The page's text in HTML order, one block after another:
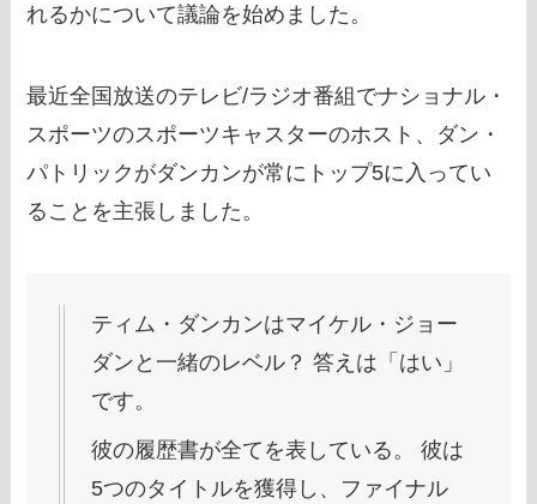
れるかについて議論を始めました。
最近全国放送のテレビ/ラジオ番組でナショナル・
スポーツのスポーツキャスターのホスト、ダン・
パトリックがダンカンが常にトップ5に入ってい
ることを主張しました。
ティム・ダンカンはマイケル・ジョー
ダンと一緒のレベル？ 答えは「はい」
です。
彼の履歴書が全てを表している。 彼は
5つのタイトルを獲得し、ファイナル